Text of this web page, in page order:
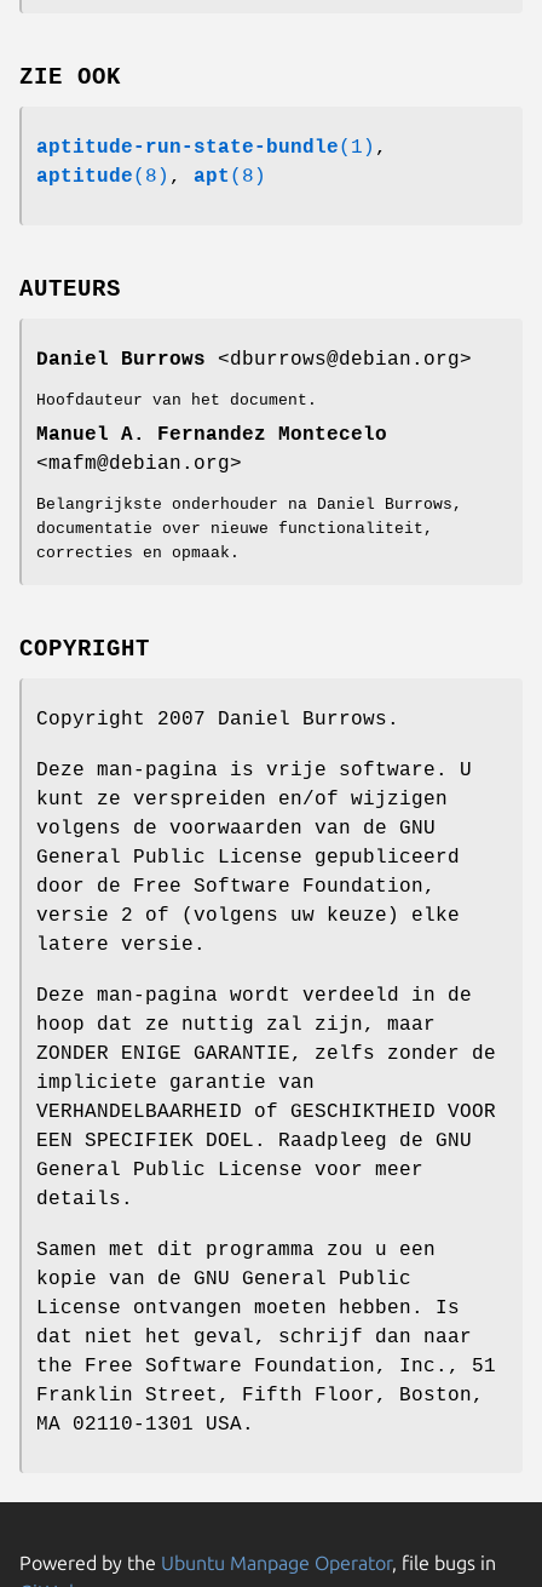
ZIE OOK
aptitude-run-state-bundle(1) ,
aptitude(8) , apt (8)
AUTEURS
Daniel Burrows <dburrows@debian.org>
Hoofdauteur van het document.
Manuel A. Fernandez Montecelo
<mafm@debian.org>
Belangrijkste onderhouder na Daniel Burrows,
documentatie over nieuwe functionaliteit,
correcties en opmaak.
COPYRIGHT
Copyright 2007 Daniel Burrows.
Deze man-pagina is vrije software. U
kunt ze verspreiden en/of wijzigen
volgens de voorwaarden van de GNU
General Public License gepubliceerd
door de Free Software Foundation,
versie 2 of (volgens uw keuze) elke
latere versie.
Deze man-pagina wordt verdeeld in de
hoop dat ze nuttig zal zijn, maar
ZONDER ENIGE GARANTIE, zelfs zonder de
impliciete garantie van
VERHANDELBAARHEID of GESCHIKTHEID VOOR
EEN SPECIFIEK DOEL. Raadpleeg de GNU
General Public License voor meer
details.
Samen met dit programma zou u een
kopie van de GNU General Public
License ontvangen moeten hebben. Is
dat niet het geval, schrijf dan naar
the Free Software Foundation, Inc., 51
Franklin Street, Fifth Floor, Boston,
MA 02110-1301 USA.
Powered by the Ubuntu Manpage Operator, file bugs in